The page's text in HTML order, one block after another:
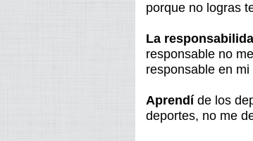
porque no logras
La
responsable no
responsable en
Aprendí de los
deportes, no me